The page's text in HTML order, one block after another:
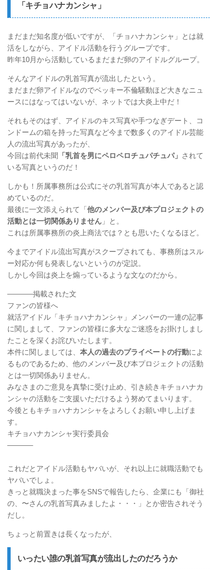
「キチョハナカンシャ」
まだまだ知名度が低いですが、「チョハナカンシャ」とは就
活をしながら、アイドル活動を行うグループです。
昨年10月から活動しているまだまだ卵のアイドルグループ。
そんなアイドルの乳首写真が流出したという。
まだまだ卵アイドルなのでベッキー不倫騒動ほど大きなニュ
ースにはなってはいないが、ネットでは大炎上中だ！
それもそのはず、アイドルのキス写真や手つなぎデート、コ
ンドームの箱を持った写真など今まで数多くのアイドル芸能
人の流出写真があったが、
今回は前代未聞
「乳首を男にペロペロチュパチュパ」 されて
いる写真というのだ！
しかも！所属事務所は公式にその乳首写真が本人であると認
めているのだ。
最後に一文添えられて「他のメンバー及び本プロジェクトの
活動とは一切関係ありません 」と。
これは所属事務所の炎上商法では？とも思いたくなるほど。
今までアイドル流出写真がスクープされても、事務所はスル
ー対応か何も発表しないというのが定説。
しかし今回は炎上を煽っているような文なのだから。
———–掲載された文
ファンの皆様へ
就活アイドル「キチョハナカンシャ」メンバーの一連の記事
に関しまして、ファンの皆様に多大なご迷惑をお掛けしまし
たことを深くお詫びいたします。
本件に関しましては、 本人の過去のプライベートの行動によ
るものであるため、他のメンバー及び本プロジェクトの活動
とは一切関係ありません。
みなさまのご意見を真摯に受け止め、引き続きキチョハナカ
ンシャの活動をご支援いただけるよう努めてまいります。
今後ともキチョハナカンシャをよろしくお願い申し上げま
す。
キチョハナカンシャ実行委員会
———–
これだとアイドル活動もヤバいが、それ以上に就職活動でも
ヤバいでしょ。
きっと就職決まった事をSNSで報告したら、企業にも「御社
の、〜さんの乳首写真みましたよ・・・」とか密告されそう
だし。
ちょっと前置きは長くなったが、
いったい誰の乳首写真が流出したのだろうか